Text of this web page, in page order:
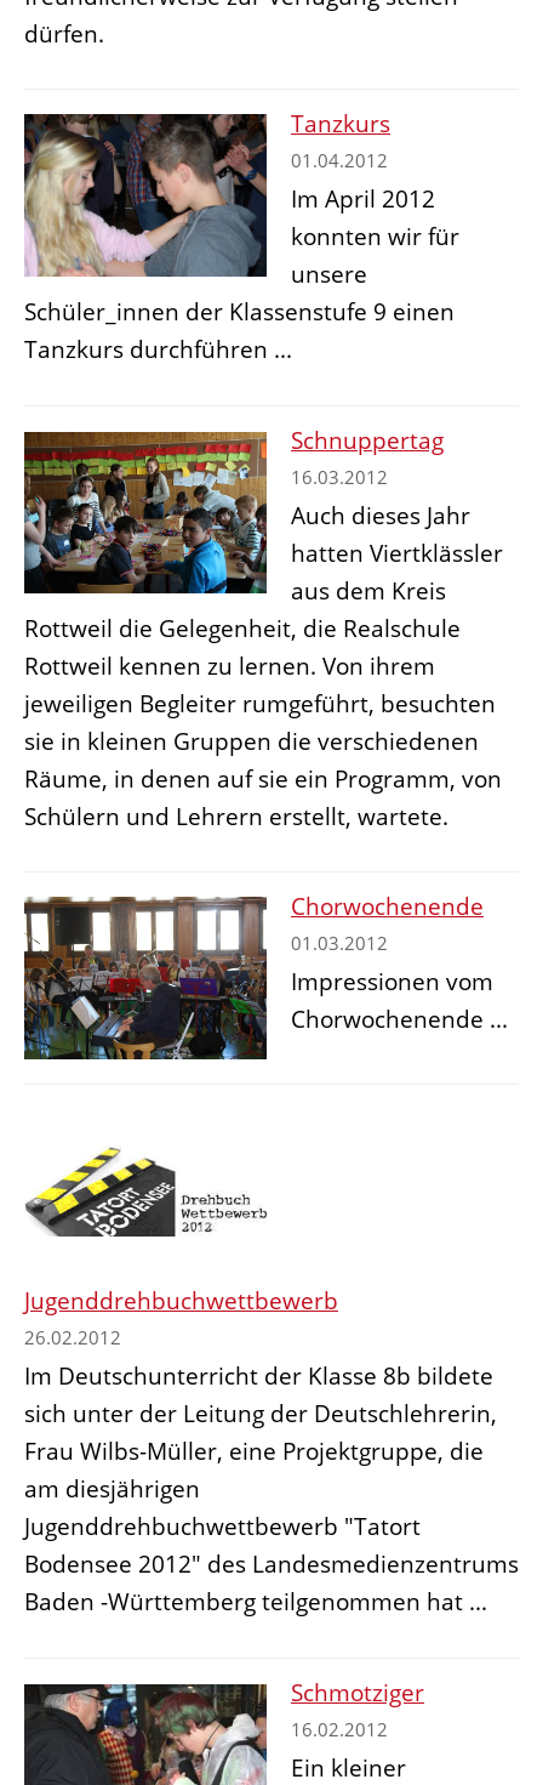
dürfen.
Tanzkurs
01.04.2012
Im April 2012
konnten wir für
unsere
Schüler_innen der Klassenstufe 9 einen
Tanzkurs durchführen ...
Schnuppertag
16.03.2012
Auch dieses Jahr
hatten Viertklässler
aus dem Kreis
Rottweil die Gelegenheit, die Realschule
Rottweil kennen zu lernen. Von ihrem
jeweiligen Begleiter rumgeführt, besuchten
sie in kleinen Gruppen die verschiedenen
Räume, in denen auf sie ein Programm, von
Schülern und Lehrern erstellt, wartete.
Chorwochenende
01.03.2012
Impressionen vom
Chorwochenende ...
Jugenddrehbuchwettbewerb
26.02.2012
Im Deutschunterricht der Klasse 8b bildete
sich unter der Leitung der Deutschlehrerin,
Frau Wilbs-Müller, eine Projektgruppe, die
am diesjährigen
Jugenddrehbuchwettbewerb "Tatort
Bodensee 2012" des Landesmedienzentrums
Baden -Württemberg teilgenommen hat ...
Schmotziger
16.02.2012
Ein kleiner